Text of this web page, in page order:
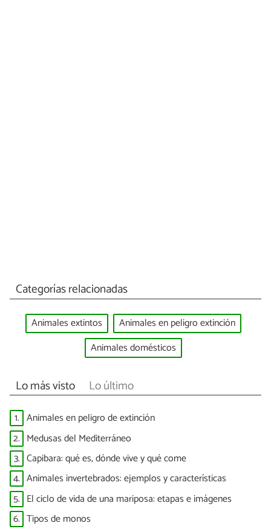
Categorías relacionadas
Animales extintos
Animales en peligro extinción
Animales domésticos
Lo más visto Lo último
1. Animales en peligro de extinción
2. Medusas del Mediterráneo
3. Capibara: qué es, dónde vive y qué come
4. Animales invertebrados: ejemplos y características
5. El ciclo de vida de una mariposa: etapas e imágenes
6. Tipos de monos